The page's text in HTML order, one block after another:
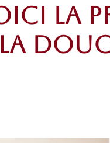
la